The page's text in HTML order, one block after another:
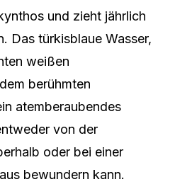
und zieht jährlich
Das türkisblaue Wasser,
weißen
berühmten
atemberaubendes
von der
oder bei einer
bewundern kann.